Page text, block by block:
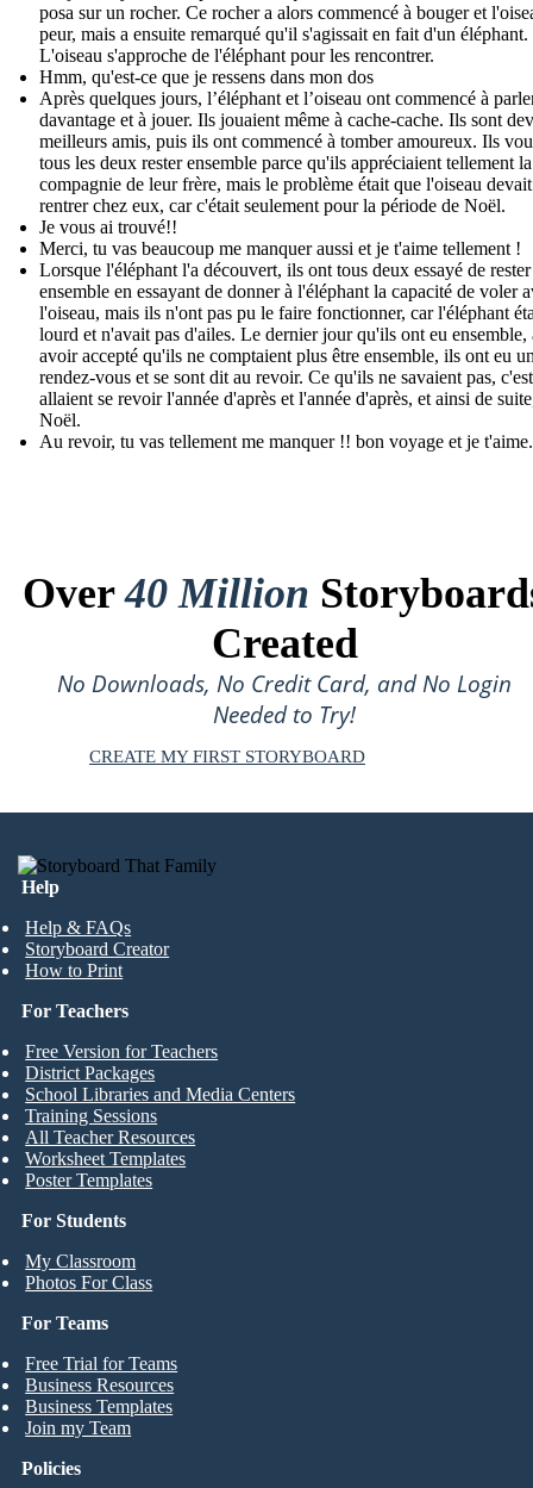
posa sur un rocher. Ce rocher a alors commencé à bouger et
peur, mais a ensuite remarqué qu'il s'agissait en fait d'un éléphant.
L'oiseau s'approche de l'éléphant pour les rencontrer.
Hmm, qu'est-ce que je ressens dans mon dos
Après quelques jours, l’éléphant et l’oiseau ont commencé à
davantage et à jouer. Ils jouaient même à cache-cache. Ils sont
meilleurs amis, puis ils ont commencé à tomber amoureux. Ils
tous les deux rester ensemble parce qu'ils appréciaient tellement la
compagnie de leur frère, mais le problème était que l'oiseau devait
rentrer chez eux, car c'était seulement pour la période de Noël.
Je vous ai trouvé!!
Merci, tu vas beaucoup me manquer aussi et je t'aime tellement !
Lorsque l'éléphant l'a découvert, ils ont tous deux essayé de rester
ensemble en essayant de donner à l'éléphant la capacité de voler
l'oiseau, mais ils n'ont pas pu le faire fonctionner, car l'éléphant
lourd et n'avait pas d'ailes. Le dernier jour qu'ils ont eu ensemble,
avoir accepté qu'ils ne comptaient plus être ensemble, ils ont eu
rendez-vous et se sont dit au revoir. Ce qu'ils ne savaient pas,
allaient se revoir l'année d'après et l'année d'après, et ainsi de
Noël.
Au revoir, tu vas tellement me manquer !! bon voyage et je t'aime.
Over40 Million
Created
No Downloads, No Credit Card, and No Login
Needed to Try!
CREATE MY FIRST STORYBOARD
Help
Help & FAQs
Storyboard Creator
How to Print
For Students
My Classroom
Photos For Class
For Teachers
Free Version for Teachers
District Packages
School Libraries and Media Centers
Training Sessions
All Teacher Resources
Worksheet Templates
Poster Templates
For Teams
Free Trial for Teams
Business Resources
Business Templates
Join my Team
Policies